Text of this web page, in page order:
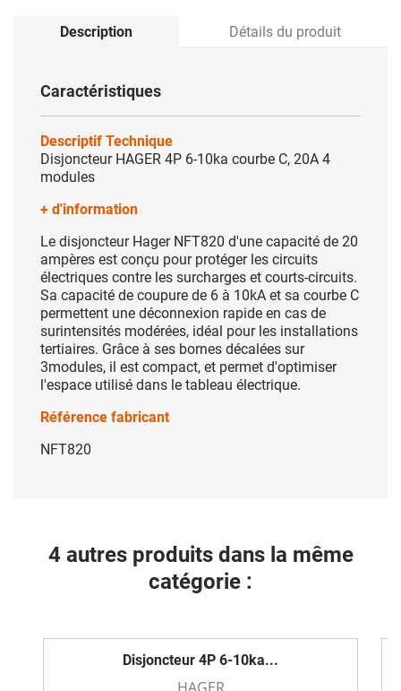
Description Détails du produit
Caractéristiques
Descriptif Technique
Disjoncteur HAGER 4P 6-10ka courbe C, 20A 4
modules
+ d'information
Le disjoncteur Hager NFT820 d'une capacité de 20
ampères est conçu pour protéger les circuits
électriques contre les surcharges et courts-circuits.
Sa capacité de coupure de 6 à 10kA et sa courbe C
permettent une déconnexion rapide en cas de
surintensités modérées, idéal pour les installations
tertiaires. Grâce à ses bornes décalées sur
3modules, il est compact, et permet d'optimiser
l'espace utilisé dans le tableau électrique.
Référence fabricant
NFT820
4 autres produits dans la même
catégorie :
Disjoncteur 4P 6-10ka...